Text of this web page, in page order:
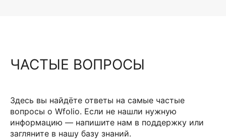
ЧАСТЫЕ ВОПРОСЫ
Здесь вы найдёте ответы на самые частые
вопросы о Wfolio. Если не нашли нужную
информацию — напишите нам в поддержку или
загляните в нашу базу знаний.